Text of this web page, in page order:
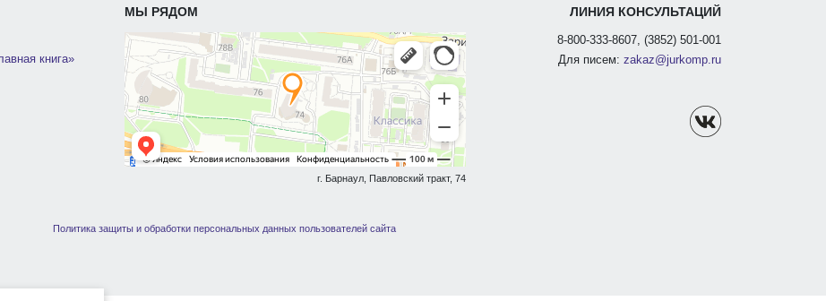
книга»
МЫ РЯДОМ
г. Барнаул, Павловский тракт, 74
ЛИНИЯ КОНСУЛЬТАЦИЙ
8-800-333-8607, (3852) 501-001
Для писем: zakaz@jurkomp.ru
Политика защиты и обработки персональных данных пользователей сайта